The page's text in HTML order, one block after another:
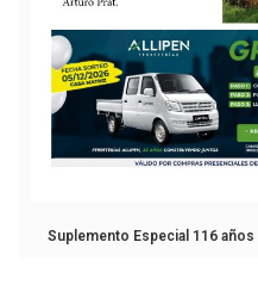
Suplemento Especial 116